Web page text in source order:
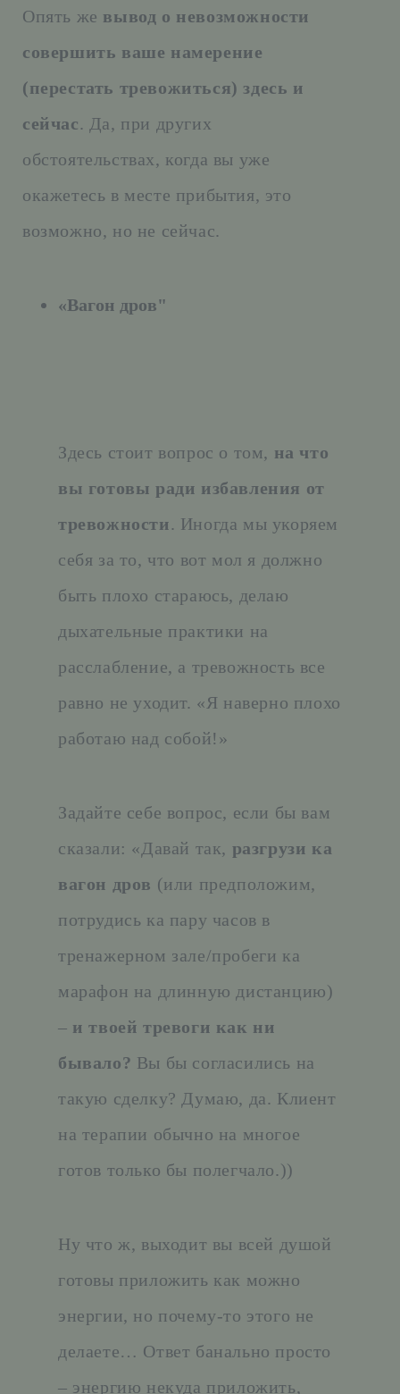
Опять же вывод о невозможности
совершить ваше намерение
(перестать тревожиться) здесь и
сейчас. Да, при других
обстоятельствах, когда вы уже
окажетесь в месте прибытия, это
возможно, но не сейчас.
«Вагон дров"
Здесь стоит вопрос о том, на что
вы готовы ради избавления от
тревожности. Иногда мы укоряем
себя за то, что вот мол я должно
быть плохо стараюсь, делаю
дыхательные практики на
расслабление, а тревожность все
равно не уходит. «Я наверно плохо
работаю над собой!»
Задайте себе вопрос, если бы вам
сказали: «Давай так, разгрузи ка
вагон дров (или предположим,
потрудись ка пару часов в
тренажерном зале/пробеги ка
марафон на длинную дистанцию)
– и твоей тревоги как ни
бывало? Вы бы согласились на
такую сделку? Думаю, да. Клиент
на терапии обычно на многое
готов только бы полегчало.))
Ну что ж, выходит вы всей душой
готовы приложить как можно
энергии, но почему-то этого не
делаете… Ответ банально просто
– энергию некуда приложить,